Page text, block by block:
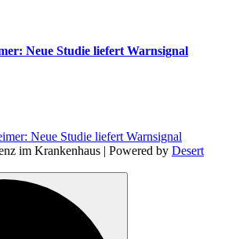
Neue Studie liefert Warnsignal
im Krankenhaus | Powered by Desert